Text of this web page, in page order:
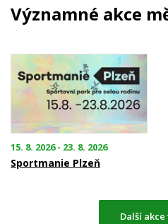
Významné akce
15. 8. 2026 - 23. 8. 2026
Sportmanie Plzeň
Další akce